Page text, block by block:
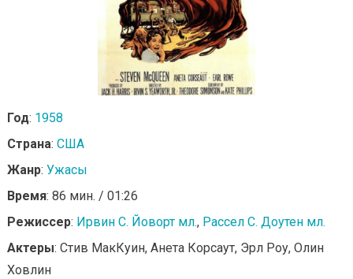
Год: 1958
Страна: США
Жанр: Ужасы
Время: 86 мин. / 01:26
Режиссер: Ирвин С. Йоворт мл., Рассел С. Доутен мл.
Актеры: Стив МакКуин, Анета Корсаут, Эрл Роу, Олин
Ховлин